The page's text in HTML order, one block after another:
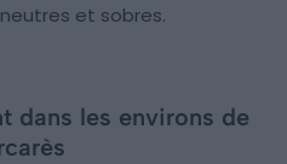
et sobres.
dans les environs de